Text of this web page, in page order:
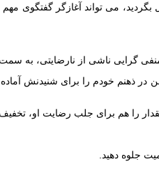
می تواند آغازگر گفتگوی
گرایی ناشی از نارضایتی، به
خودم را برای شنیدنش آماده
جلوه دهید.